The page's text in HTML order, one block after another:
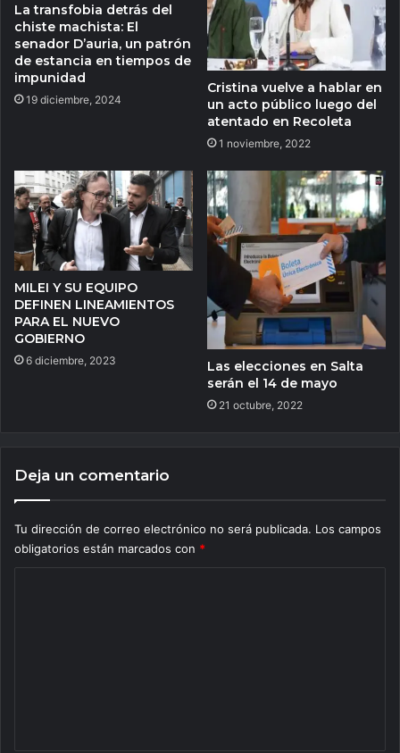
La transfobia detrás del
chiste machista: El
senador D’auria, un patrón
de estancia en tiempos de
impunidad
19 diciembre, 2024
Cristina vuelve a hablar en
un acto público luego del
atentado en Recoleta
1 noviembre, 2022
MILEI Y SU EQUIPO
DEFINEN LINEAMIENTOS
PARA EL NUEVO
GOBIERNO
6 diciembre, 2023
Las elecciones en Salta
serán el 14 de mayo
21 octubre, 2022
Deja un comentario
Tu dirección de correo electrónico no será publicada. Los campos
obligatorios están marcados con *